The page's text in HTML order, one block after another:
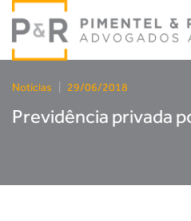
Notícias 29/06/2018
Previdência privada